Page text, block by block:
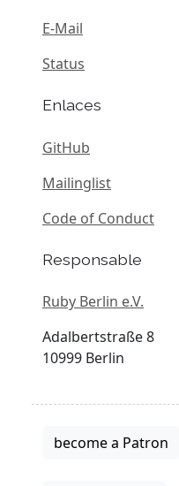
E-Mail
Status
Enlaces
GitHub
Mailinglist
Code of Conduct
Responsable
Ruby Berlin e.V.
Adalbertstraße 8
10999 Berlin
become a Patron